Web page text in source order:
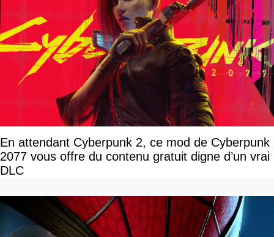
En attendant Cyberpunk 2, ce mod de Cyberpunk
2077 vous offre du contenu gratuit digne d’un vrai
DLC